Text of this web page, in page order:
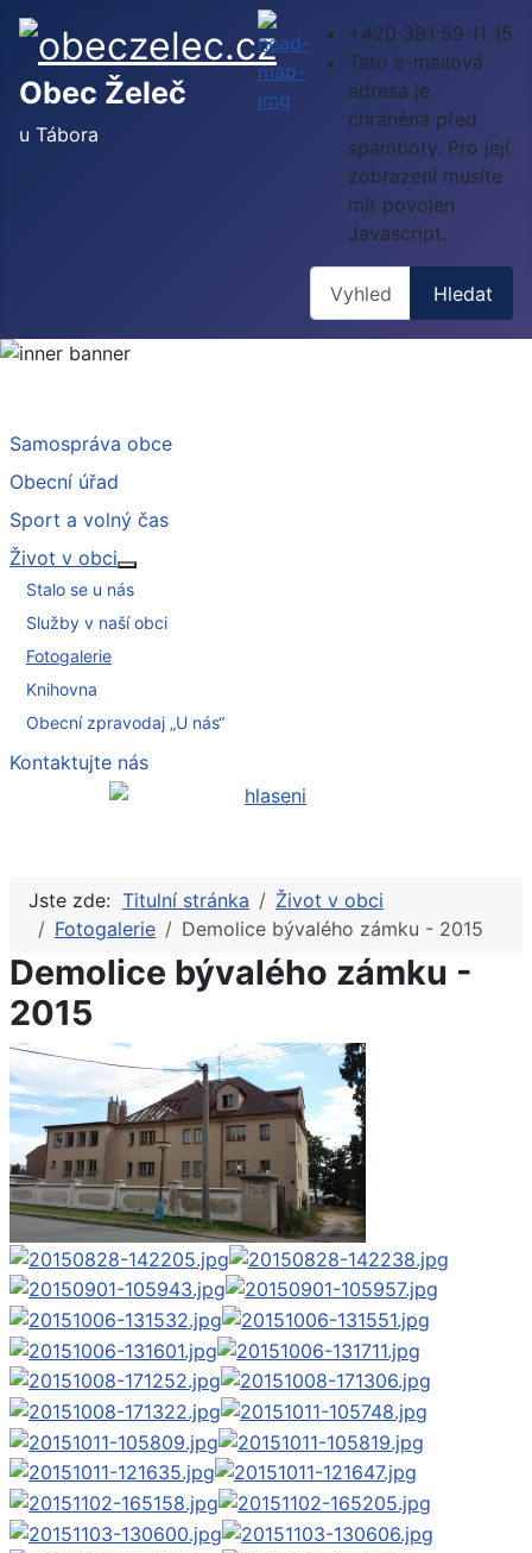
Obec Želeč
u Tábora
+420 381 59 11 15
Tato e-mailová
adresa je
chráněna před
spamboty. Pro její
zobrazení musíte
mít povolen
Javascript.
Hledat
Samospráva obce
Obecní úřad
Sport a volný čas
Život v obci
Stalo se u nás
Služby v naší obci
Fotogalerie
Knihovna
Obecní zpravodaj „U nás“
Kontaktujte nás
Jste zde: Titulní stránka
Život v obci
Fotogalerie
Demolice bývalého zámku - 2015
Demolice bývalého zámku -
2015